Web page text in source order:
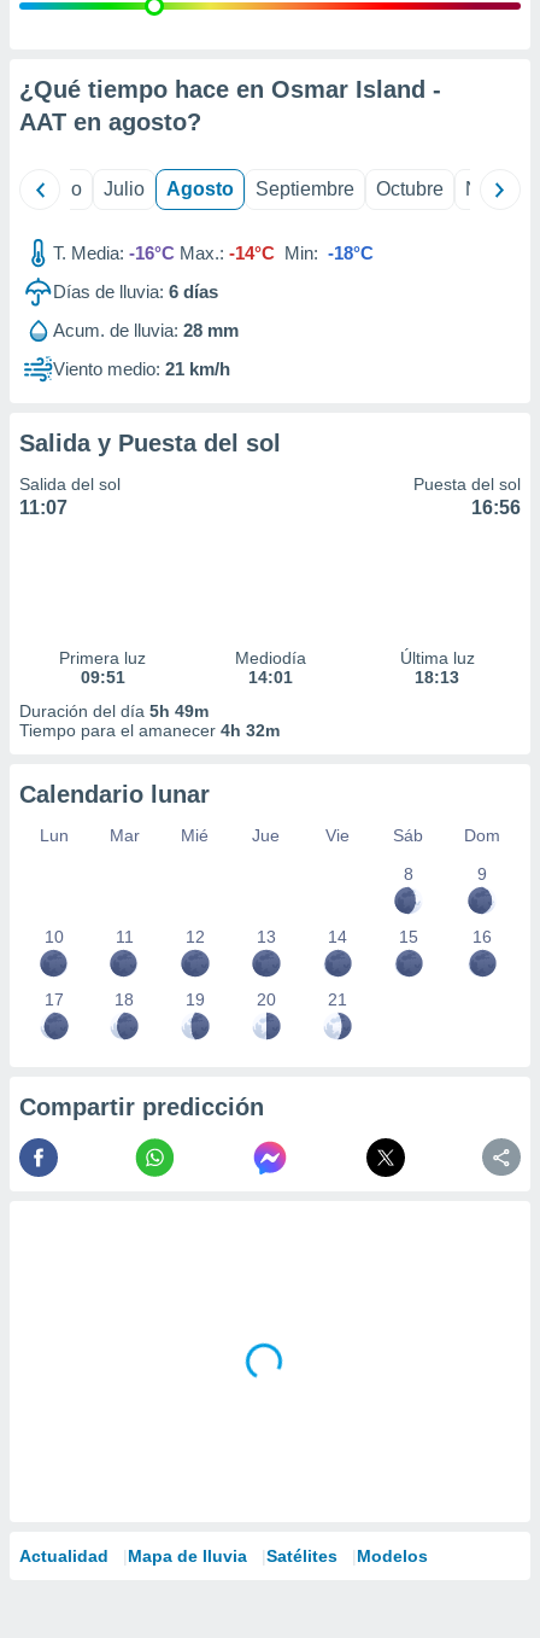
e
mediante
de
1199
¿Qué tiempo hace en Osmar Island -
AAT en agosto?
Junio Julio Agosto Septiembre Octubre
T. Media: -16°C Max.: -14°C Min: -18°C
Días de lluvia: 6 días
Acum. de lluvia: 28 mm
Viento medio: 21 km/h
Salida y Puesta del sol
Salida del sol
11:07
Puesta del sol
16:56
Primera luz
09:51
Mediodía
14:01
Última luz
18:13
Duración del día 5h 49m
Tiempo para el amanecer 4h 32m
Calendario lunar
Lun Mar Mié Jue Vie Sáb
Dom
8
9
10 11 12 13 14 15 16
17 18 19 20 21
Compartir predicción
Actualidad Mapa de lluvia Satélites Modelos